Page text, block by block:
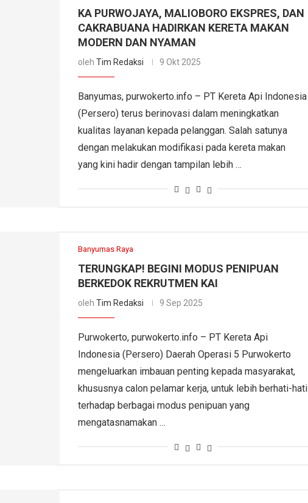
KA PURWOJAYA, MALIOBORO EKSPRES, DAN
CAKRABUANA HADIRKAN KERETA MAKAN
MODERN DAN NYAMAN
olehTim Redaksi 9 Okt 2025
Banyumas, purwokerto.info – PT Kereta Api Indonesia
(Persero) terus berinovasi dalam meningkatkan
kualitas layanan kepada pelanggan. Salah satunya
dengan melakukan modifikasi pada kereta makan
yang kini hadir dengan tampilan lebih …
Banyumas Raya
TERUNGKAP! BEGINI MODUS PENIPUAN
BERKEDOK REKRUTMEN KAI
olehTim Redaksi 9 Sep 2025
Purwokerto, purwokerto.info – PT Kereta Api
Indonesia (Persero) Daerah Operasi 5 Purwokerto
mengeluarkan imbauan penting kepada masyarakat,
khususnya calon pelamar kerja, untuk lebih berhati-hati
terhadap berbagai modus penipuan yang
mengatasnamakan …